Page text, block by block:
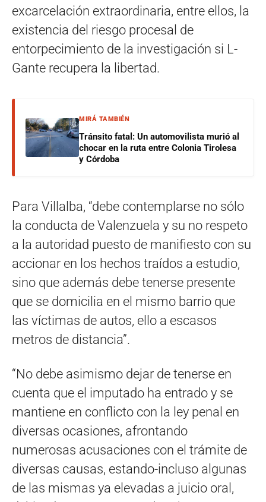
excarcelación extraordinaria, entre ellos, la
existencia del riesgo procesal de
entorpecimiento de la investigación si L-
Gante recupera la libertad.
MIRÁ TAMBIÉN
Tránsito fatal: Un automovilista murió al
chocar en la ruta entre Colonia Tirolesa
y Córdoba
Para Villalba, “debe contemplarse no sólo
la conducta de Valenzuela y su no respeto
a la autoridad puesto de manifiesto con su
accionar en los hechos traídos a estudio,
sino que además debe tenerse presente
que se domicilia en el mismo barrio que
las víctimas de autos, ello a escasos
metros de distancia”.
“No debe asimismo dejar de tenerse en
cuenta que el imputado ha entrado y se
mantiene en conflicto con la ley penal en
diversas ocasiones, afrontando
numerosas acusaciones con el trámite de
diversas causas, estando-incluso algunas
de las mismas ya elevadas a juicio oral,